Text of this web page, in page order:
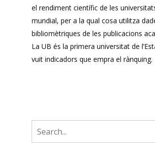
el rendiment científic de les
mundial, per a la qual cosa utilitza
bibliomètriques de les publicacions
La UB és la primera universitat de
vuit indicadors que empra el rànquing.